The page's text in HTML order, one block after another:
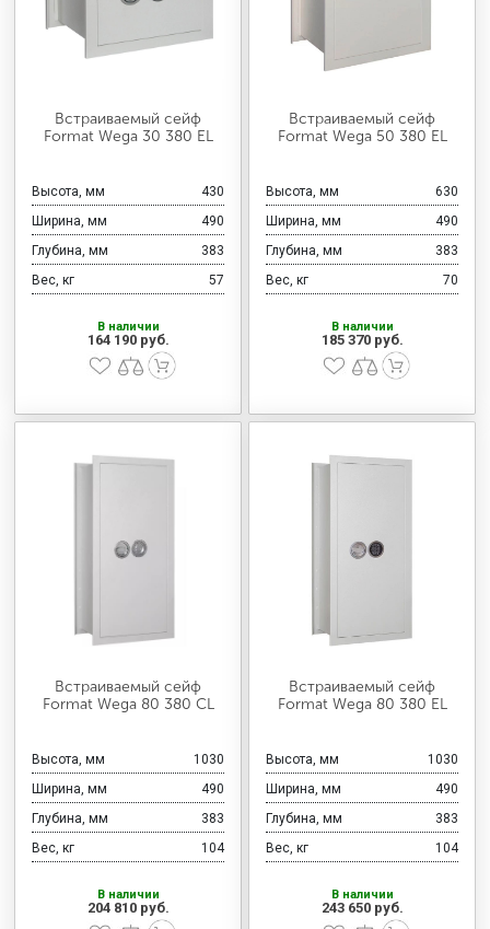
Встраиваемый сейф
Format Wega 30 380 EL
Высота, мм
430
Ширина, мм
490
Глубина, мм
383
Вес, кг
57
В наличии
164 190 руб.
Встраиваемый сейф
Format Wega 50 380 EL
Высота, мм
630
Ширина, мм
490
Глубина, мм
383
Вес, кг
70
В наличии
185 370 руб.
Встраиваемый сейф
Format Wega 80 380 CL
Высота, мм
1030
Ширина, мм
490
Глубина, мм
383
Вес, кг
104
В наличии
204 810 руб.
Встраиваемый сейф
Format Wega 80 380 EL
Высота, мм
1030
Ширина, мм
490
Глубина, мм
383
Вес, кг
104
В наличии
243 650 руб.